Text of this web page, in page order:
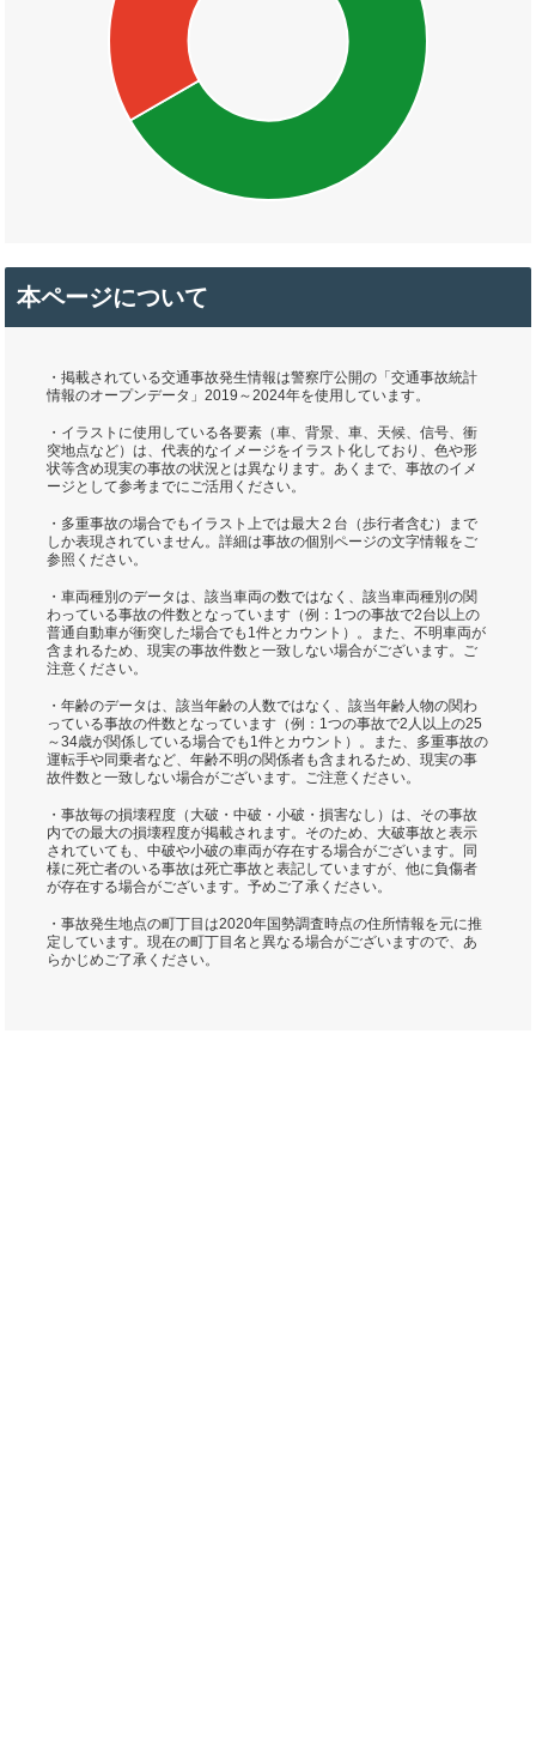
本ページについて
・掲載されている交通事故発生情報は警察庁公開の「交通事故統計
情報のオープンデータ」2019～2024年を使用しています。
・イラストに使用している各要素（車、背景、車、天候、信号、衝
突地点など）は、代表的なイメージをイラスト化しており、色や形
状等含め現実の事故の状況とは異なります。あくまで、事故のイメ
ージとして参考までにご活用ください。
・多重事故の場合でもイラスト上では最大２台（歩行者含む）まで
しか表現されていません。詳細は事故の個別ページの文字情報をご
参照ください。
・車両種別のデータは、該当車両の数ではなく、該当車両種別の関
わっている事故の件数となっています（例：1つの事故で2台以上の
普通自動車が衝突した場合でも1件とカウント）。また、不明車両が
含まれるため、現実の事故件数と一致しない場合がございます。ご
注意ください。
・年齢のデータは、該当年齢の人数ではなく、該当年齢人物の関わ
っている事故の件数となっています（例：1つの事故で2人以上の25
～34歳が関係している場合でも1件とカウント）。また、多重事故の
運転手や同乗者など、年齢不明の関係者も含まれるため、現実の事
故件数と一致しない場合がございます。ご注意ください。
・事故毎の損壊程度（大破・中破・小破・損害なし）は、その事故
内での最大の損壊程度が掲載されます。そのため、大破事故と表示
されていても、中破や小破の車両が存在する場合がございます。同
様に死亡者のいる事故は死亡事故と表記していますが、他に負傷者
が存在する場合がございます。予めご了承ください。
・事故発生地点の町丁目は2020年国勢調査時点の住所情報を元に推
定しています。現在の町丁目名と異なる場合がございますので、あ
らかじめご了承ください。